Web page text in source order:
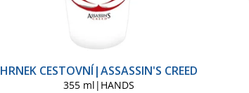
HRNEK CESTOVNÍ|ASSASSIN'S CREED
355 ml|HANDS